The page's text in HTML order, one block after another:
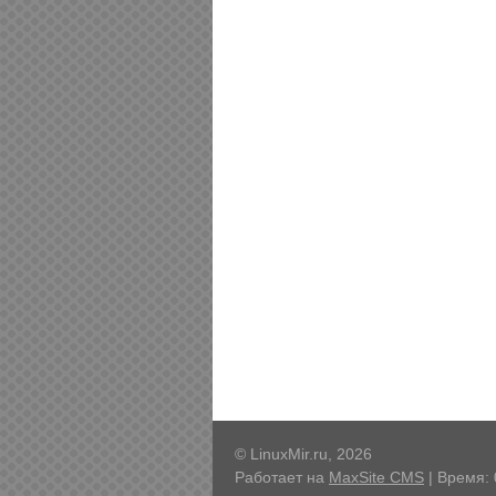
© LinuxMir.ru, 2026
Работает на MaxSite CMS | Время: